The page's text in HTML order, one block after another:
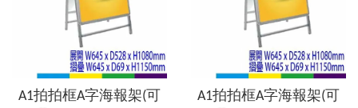
A1拍拍框A字海報架(可
A1拍拍框A字海報架(可